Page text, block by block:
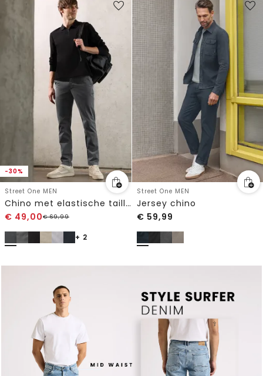
-30%
Street One MEN
Chino met elastische tailleband
€ 49,00€69,99
+ 2
Street One MEN
Jersey chino
€ 59,99